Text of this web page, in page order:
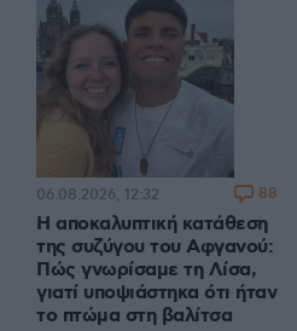
Η αποκαλυπτική κατάθεση
της συζύγου του Αφγανού:
Πώς γνωρίσαμε τη Λίσα,
γιατί υποψιάστηκα ότι ήταν
το πτώμα στη βαλίτσα
06.08.2026, 12:32 88